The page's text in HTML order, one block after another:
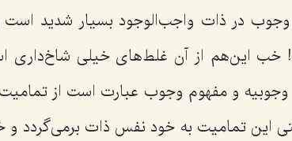
وجوب در ذات واجب‌الوجود بسیار شدید
خب این‌هم از آن غلط‌هاى خیلى شاخ‌دارى
و مفهوم وجوب عبارت است از
این تمامیت به خود نفس ذات برمى‌گردد و